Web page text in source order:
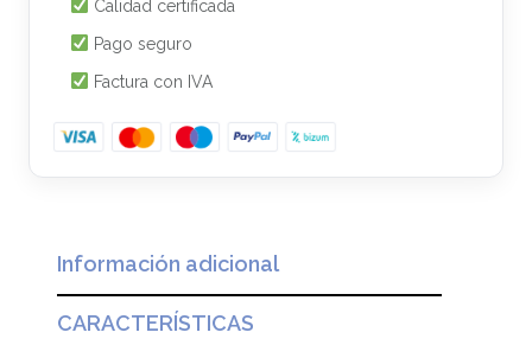
Calidad certificada
Pago seguro
Factura con IVA
Información adicional
CARACTERÍSTICAS